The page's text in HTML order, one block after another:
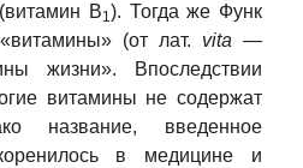
В1). Тогда же Функ
(от лат. vita —
жизни». Впоследствии
витамины не содержат
название, введенное
в медицине и